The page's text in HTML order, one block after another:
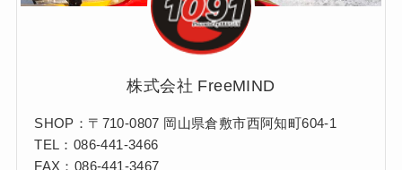
株式会社 FreeMIND
SHOP：〒710-0807 岡山県倉敷市西阿知町604-1
TEL：086-441-3466
FAX：086-441-3467